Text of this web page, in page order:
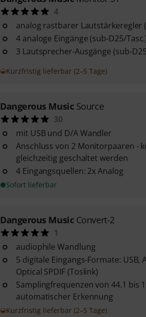
4
analog rastbarer Lautstärkeregler
4 analoge Eingänge (sub-D25/
3 Lautsprecher-Ausgänge (sub-
Kurzfristig lieferbar (2–5 Tage)
Dangerous Music Source
30
mit USB und D/A Wandler
Anschluss von 2 Monitorpaaren -
gleichzeitig geschaltet werden
4 Eingangsquellen: 2x Analog
Sofort lieferbar
Dangerous Music Convert-2
1
audiophile Wandlung
5 digitale Eingangs-Formate: USB,
Optical SPDIF (Toslink)
Samplingfrequenzen von 44.1 bis
automatischer Erkennung
Kurzfristig lieferbar (2–5 Tage)